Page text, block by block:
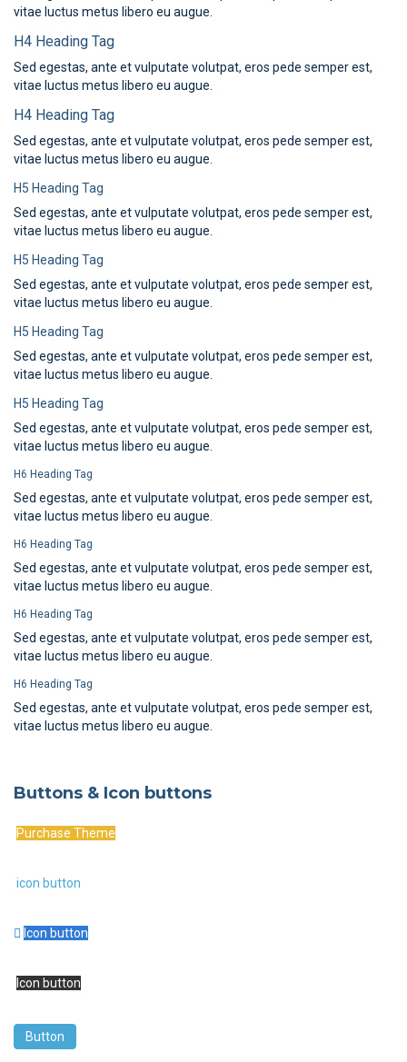
vitae luctus metus libero eu augue.
H4 Heading Tag
Sed egestas, ante et vulputate volutpat, eros pede semper est,
vitae luctus metus libero eu augue.
H4 Heading Tag
Sed egestas, ante et vulputate volutpat, eros pede semper est,
vitae luctus metus libero eu augue.
H5 Heading Tag
Sed egestas, ante et vulputate volutpat, eros pede semper est,
vitae luctus metus libero eu augue.
H5 Heading Tag
Sed egestas, ante et vulputate volutpat, eros pede semper est,
vitae luctus metus libero eu augue.
H5 Heading Tag
Sed egestas, ante et vulputate volutpat, eros pede semper est,
vitae luctus metus libero eu augue.
H5 Heading Tag
Sed egestas, ante et vulputate volutpat, eros pede semper est,
vitae luctus metus libero eu augue.
H6 Heading Tag
Sed egestas, ante et vulputate volutpat, eros pede semper est,
vitae luctus metus libero eu augue.
H6 Heading Tag
Sed egestas, ante et vulputate volutpat, eros pede semper est,
vitae luctus metus libero eu augue.
H6 Heading Tag
Sed egestas, ante et vulputate volutpat, eros pede semper est,
vitae luctus metus libero eu augue.
H6 Heading Tag
Sed egestas, ante et vulputate volutpat, eros pede semper est,
vitae luctus metus libero eu augue.
Buttons & Icon buttons
Purchase Theme
icon button
Icon button
Icon button
Button